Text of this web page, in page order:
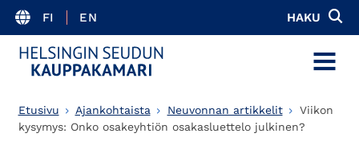
FI EN HAKU
MENU
Etusivu Ajankohtaista Neuvonnan artikkelit
Viikon
kysymys: Onko osakeyhtiön osakasluettelo julkinen?